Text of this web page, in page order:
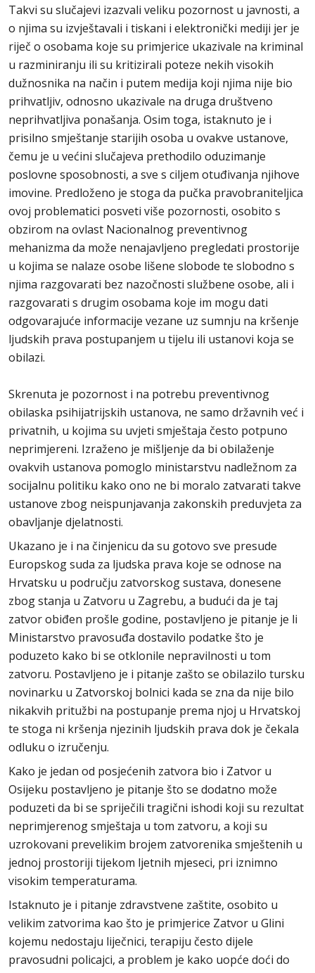
Takvi su slučajevi izazvali veliku pozornost u javnosti, a
o njima su izvještavali i tiskani i elektronički mediji jer je
riječ o osobama koje su primjerice ukazivale na kriminal
u razminiranju ili su kritizirali poteze nekih visokih
dužnosnika na način i putem medija koji njima nije bio
prihvatljiv, odnosno ukazivale na druga društveno
neprihvatljiva ponašanja. Osim toga, istaknuto je i
prisilno smještanje starijih osoba u ovakve ustanove,
čemu je u većini slučajeva prethodilo oduzimanje
poslovne sposobnosti, a sve s ciljem otuđivanja njihove
imovine. Predloženo je stoga da pučka pravobraniteljica
ovoj problematici posveti više pozornosti, osobito s
obzirom na ovlast Nacionalnog preventivnog
mehanizma da može nenajavljeno pregledati prostorije
u kojima se nalaze osobe lišene slobode te slobodno s
njima razgovarati bez nazočnosti službene osobe, ali i
razgovarati s drugim osobama koje im mogu dati
odgovarajuće informacije vezane uz sumnju na kršenje
ljudskih prava postupanjem u tijelu ili ustanovi koja se
obilazi.
Skrenuta je pozornost i na potrebu preventivnog
obilaska psihijatrijskih ustanova, ne samo državnih već i
privatnih, u kojima su uvjeti smještaja često potpuno
neprimjereni. Izraženo je mišljenje da bi obilaženje
ovakvih ustanova pomoglo ministarstvu nadležnom za
socijalnu politiku kako ono ne bi moralo zatvarati takve
ustanove zbog neispunjavanja zakonskih preduvjeta za
obavljanje djelatnosti.
Ukazano je i na činjenicu da su gotovo sve presude
Europskog suda za ljudska prava koje se odnose na
Hrvatsku u području zatvorskog sustava, donesene
zbog stanja u Zatvoru u Zagrebu, a budući da je taj
zatvor obiđen prošle godine, postavljeno je pitanje je li
Ministarstvo pravosuđa dostavilo podatke što je
poduzeto kako bi se otklonile nepravilnosti u tom
zatvoru. Postavljeno je i pitanje zašto se obilazilo tursku
novinarku u Zatvorskoj bolnici kada se zna da nije bilo
nikakvih pritužbi na postupanje prema njoj u Hrvatskoj
te stoga ni kršenja njezinih ljudskih prava dok je čekala
odluku o izručenju.
Kako je jedan od posjećenih zatvora bio i Zatvor u
Osijeku postavljeno je pitanje što se dodatno može
poduzeti da bi se spriječili tragični ishodi koji su rezultat
neprimjerenog smještaja u tom zatvoru, a koji su
uzrokovani prevelikim brojem zatvorenika smještenih u
jednoj prostoriji tijekom ljetnih mjeseci, pri iznimno
visokim temperaturama.
Istaknuto je i pitanje zdravstvene zaštite, osobito u
velikim zatvorima kao što je primjerice Zatvor u Glini
kojemu nedostaju liječnici, terapiju često dijele
pravosudni policajci, a problem je kako uopće doći do